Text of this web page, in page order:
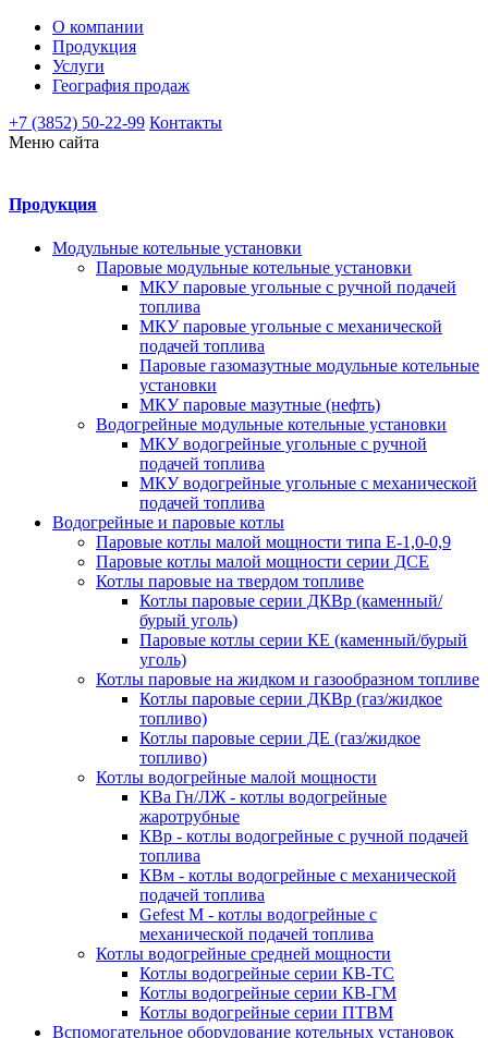
О компании
Продукция
Услуги
География продаж
+7 (3852) 50-22-99 Контакты
Меню сайта
Продукция
Модульные котельные установки
Паровые модульные котельные установки
МКУ паровые угольные с ручной подачей
топлива
МКУ паровые угольные с механической
подачей топлива
Паровые газомазутные модульные котельные
установки
МКУ паровые мазутные (нефть)
Водогрейные модульные котельные установки
МКУ водогрейные угольные с ручной
подачей топлива
МКУ водогрейные угольные с механической
подачей топлива
Водогрейные и паровые котлы
Паровые котлы малой мощности типа Е-1,0-0,9
Паровые котлы малой мощности серии ДСЕ
Котлы паровые на твердом топливе
Котлы паровые серии ДКВр (каменный/
бурый уголь)
Паровые котлы серии КЕ (каменный/бурый
уголь)
Котлы паровые на жидком и газообразном топливе
Котлы паровые серии ДКВр (газ/жидкое
топливо)
Котлы паровые серии ДЕ (газ/жидкое
топливо)
Котлы водогрейные малой мощности
КВа Гн/ЛЖ - котлы водогрейные
жаротрубные
КВр - котлы водогрейные с ручной подачей
топлива
КВм - котлы водогрейные с механической
подачей топлива
Gefest M - котлы водогрейные с
механической подачей топлива
Котлы водогрейные средней мощности
Котлы водогрейные серии КВ-ТС
Котлы водогрейные серии КВ-ГМ
Котлы водогрейные серии ПТВМ
Вспомогательное оборудование котельных установок